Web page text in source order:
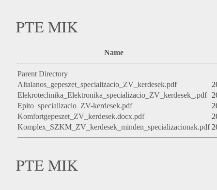
PTE MIK
Name
Parent Directory
Altalanos_gepeszet_specializacio_ZV_kerdesek.pdf
Elekrotechnika_Elektronika_specializacio_ZV_kerdesek_.pdf
Epito_specializacio_ZV-kerdesek.pdf
Komfortgepeszet_ZV_kerdesek.docx.pdf
Komplex_SZKM_ZV_kerdesek_minden_specializacionak.pdf
PTE MIK